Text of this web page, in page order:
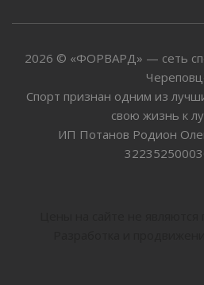
2026 © «ФОРВАРД» — сеть
Спорт признан одним из
свою жизнь к
ИП Потанов Родион